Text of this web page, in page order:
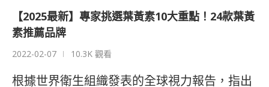
【2025最新】專家挑選葉黃素10大重點！24款葉黃
素推薦品牌
2022-02-07 10.3K 觀看
根據世界衛生組織發表的全球視力報告，指出